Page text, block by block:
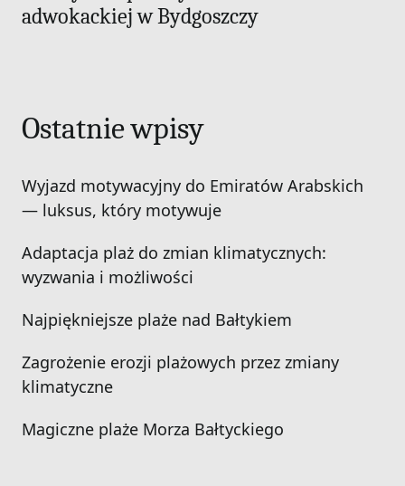
adwokackiej w Bydgoszczy
Ostatnie wpisy
Wyjazd motywacyjny do Emiratów Arabskich
— luksus, który motywuje
Adaptacja plaż do zmian klimatycznych:
wyzwania i możliwości
Najpiękniejsze plaże nad Bałtykiem
Zagrożenie erozji plażowych przez zmiany
klimatyczne
Magiczne plaże Morza Bałtyckiego